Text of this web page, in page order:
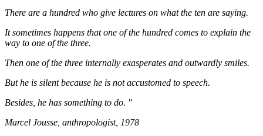
There are a hundred who give lectures on what the ten are saying.
It sometimes happens that one of the hundred comes to explain the
way to one of the three.
Then one of the three internally exasperates and outwardly smiles.
But he is silent because he is not accustomed to speech.
Besides, he has something to do. "
Marcel Jousse, anthropologist, 1978